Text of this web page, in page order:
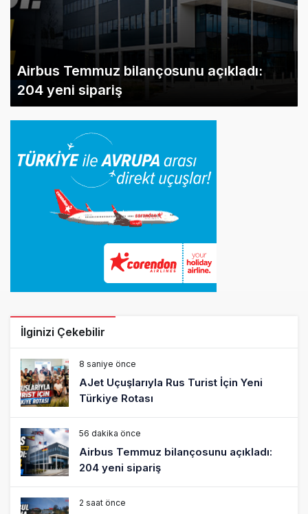
Airbus Temmuz bilançosunu açıkladı:
204 yeni sipariş
İlginizi Çekebilir
8 saniye önce
AJet Uçuşlarıyla Rus Turist İçin Yeni
Türkiye Rotası
56 dakika önce
Airbus Temmuz bilançosunu açıkladı:
204 yeni sipariş
2 saat önce